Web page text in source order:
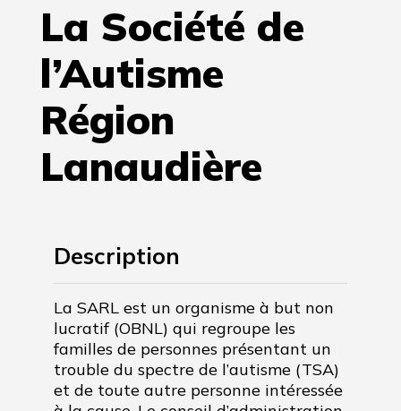
La Société de
l’Autisme
Région
Lanaudière
Description
La SARL est un organisme à but non
lucratif (OBNL) qui regroupe les
familles de personnes présentant un
trouble du spectre de l’autisme (TSA)
et de toute autre personne intéressée